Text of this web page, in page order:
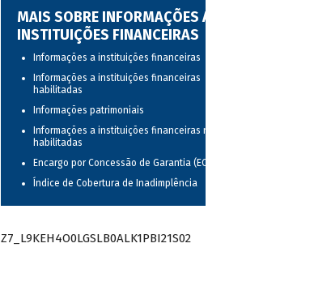
MAIS SOBRE INFORMAÇÕES A
INSTITUIÇÕES FINANCEIRAS
Informações a instituições financeiras
Informações a instituições financeiras
habilitadas
Informações patrimoniais
Informações a instituições financeiras não
habilitadas
Encargo por Concessão de Garantia (ECG)
Índice de Cobertura de Inadimplência
Z7_L9KEH4O0LGSLB0ALK1PBI21S02